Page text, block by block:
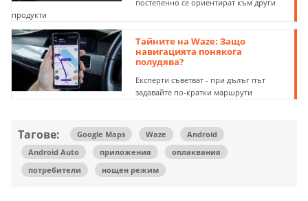
постепенно се ориентират към други
продукти
Тайните на Waze: Защо
навигацията понякога
полудява?
Експерти съветват - при дълъг път
задавайте по-кратки маршрути
Тагове: Google Maps Waze
Android
Android Auto
приложения
оплаквания
потребители
нощен режим